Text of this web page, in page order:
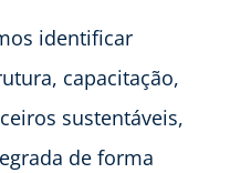
identificar
capacitação,
sustentáveis,
de forma